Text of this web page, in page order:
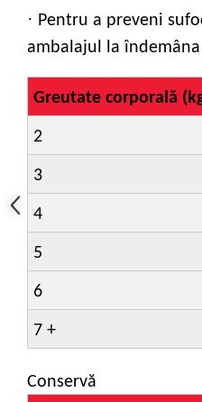
· Pentru a preveni
ambalajul la
Greutate corporală
2
3
4
5
6
7 +
Conservă